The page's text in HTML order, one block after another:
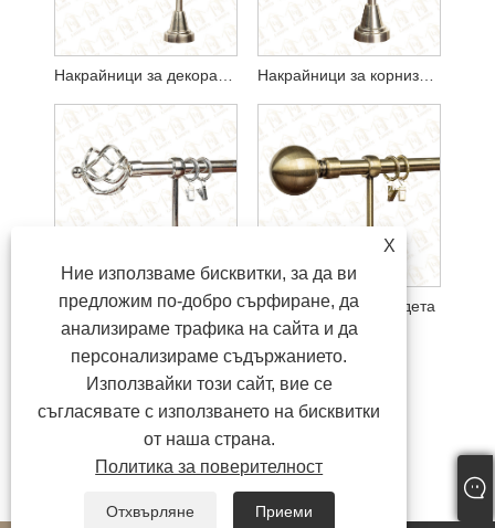
Накрайници за железни завеси Накрайници за пердета
X
Ние използваме бисквитки, за да ви
предложим по-добро сърфиране, да
анализираме трафика на сайта и да
персонализираме съдържанието.
Използвайки този сайт, вие се
съгласявате с използването на бисквитки
от наша страна.
Политика за поверителност
Отхвърляне Приеми